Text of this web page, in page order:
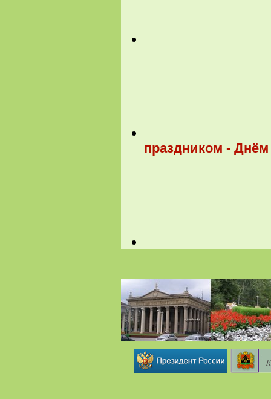
праздником -